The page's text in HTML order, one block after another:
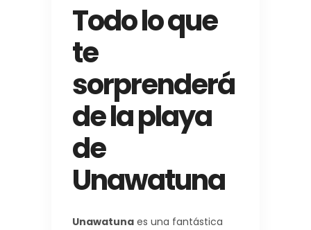
Todo lo que
te
sorprenderá
de la playa
de
Unawatuna
Unawatuna es una fantástica